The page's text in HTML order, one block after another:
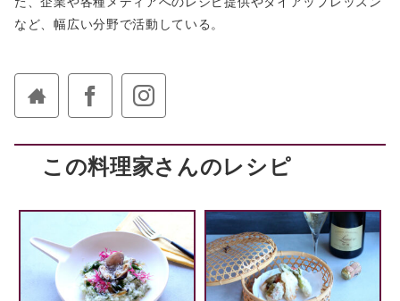
など、幅広い分野で活動している。
この料理家さんのレシピ